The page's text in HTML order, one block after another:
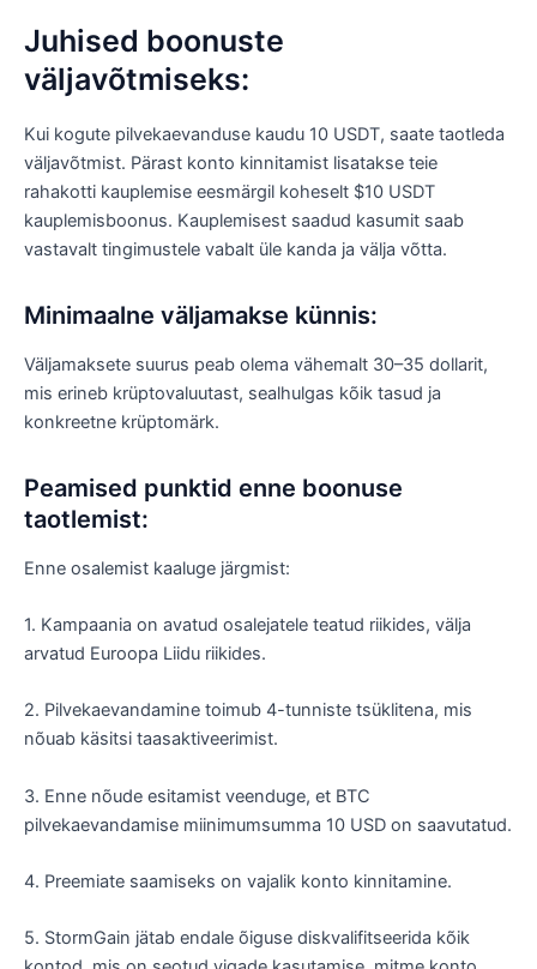
Juhised boonuste
väljavõtmiseks:
Kui kogute pilvekaevanduse kaudu 10 USDT, saate taotleda
väljavõtmist. Pärast konto kinnitamist lisatakse teie
rahakotti kauplemise eesmärgil koheselt $10 USDT
kauplemisboonus. Kauplemisest saadud kasumit saab
vastavalt tingimustele vabalt üle kanda ja välja võtta.
Minimaalne väljamakse künnis:
Väljamaksete suurus peab olema vähemalt 30–35 dollarit,
mis erineb krüptovaluutast, sealhulgas kõik tasud ja
konkreetne krüptomärk.
Peamised punktid enne boonuse
taotlemist:
Enne osalemist kaaluge järgmist:
1. Kampaania on avatud osalejatele teatud riikides, välja
arvatud Euroopa Liidu riikides.
2. Pilvekaevandamine toimub 4-tunniste tsüklitena, mis
nõuab käsitsi taasaktiveerimist.
3. Enne nõude esitamist veenduge, et BTC
pilvekaevandamise miinimumsumma 10 USD on saavutatud.
4. Preemiate saamiseks on vajalik konto kinnitamine.
5. StormGain jätab endale õiguse diskvalifitseerida kõik